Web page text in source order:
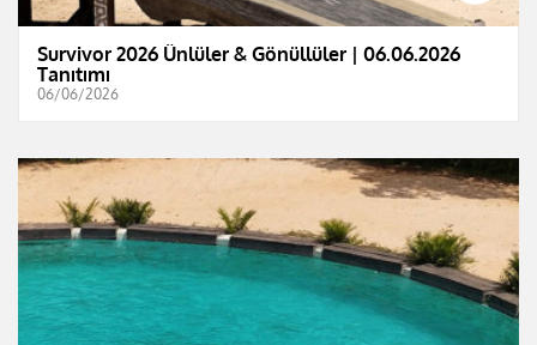
Survivor 2026 Ünlüler & Gönüllüler | 06.06.2026
Tanıtımı
06/06/2026